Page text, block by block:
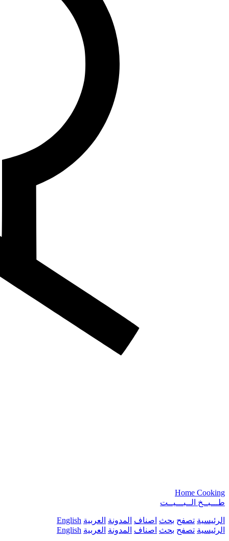
Home Cooking
طـــبــخ الــبـــيــت
الرئيسية تصفح بحث اصناف المدونة العربية English
الرئيسية تصفح بحث اصناف المدونة العربية English